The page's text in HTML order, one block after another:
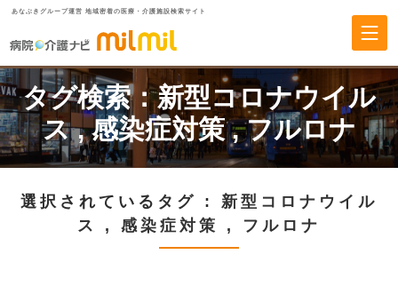
あなぶきグループ運営 地域密着の医療・介護施設検索サイト
タグ検索：新型コロナウイル
ス,感染症対策,フルロナ
選択されているタグ : 新型コロナウイル
ス
, 感染症対策 , フルロナ